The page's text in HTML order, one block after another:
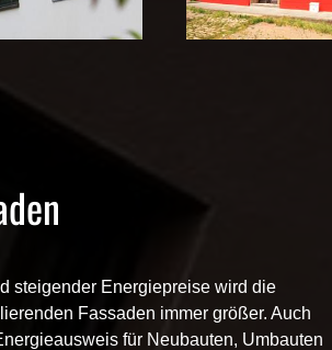
steigender Energiepreise wird die
Fassaden immer größer. Auch
für Neubauten, Umbauten